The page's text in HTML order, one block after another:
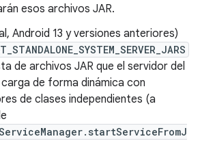
esos archivos JAR.
Android 13 y versiones anteriores)
de archivos JAR que el servidor del
de forma dinámica con
de clases independientes (a